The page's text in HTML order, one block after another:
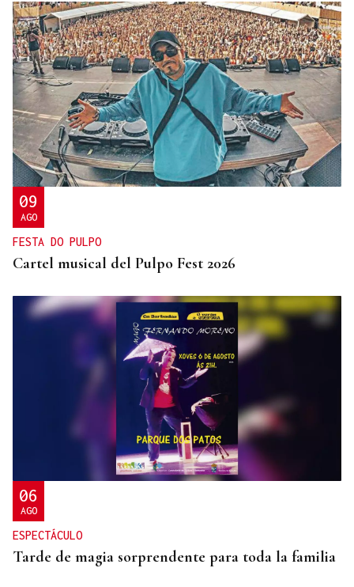
09
AGO
FESTA DO PULPO
Cartel musical del Pulpo Fest 2026
06
AGO
ESPECTÁCULO
Tarde de magia sorprendente para toda la familia